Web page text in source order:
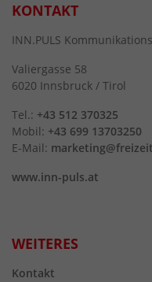
KONTAKT
INN.PULS
Valiergasse 58
6020 Innsbruck / Tirol
Tel.: +43 512 370325
Mobil: +43 699 13703250
E-Mail:
www.inn-puls.at
WEITERES
Kontakt